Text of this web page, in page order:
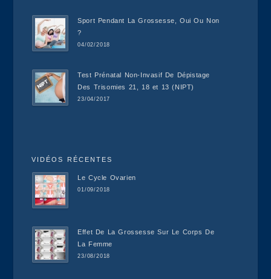
Sport Pendant La Grossesse, Oui Ou Non
?
04/02/2018
Test Prénatal Non-Invasif De Dépistage
Des Trisomies 21, 18 et 13 (NIPT)
23/04/2017
VIDÉOS RÉCENTES
Le Cycle Ovarien
01/09/2018
Effet De La Grossesse Sur Le Corps De
La Femme
23/08/2018